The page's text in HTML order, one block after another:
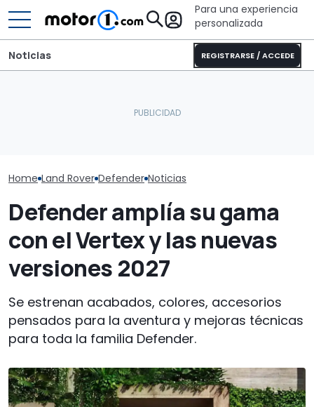
Para una experiencia
personalizada
REGISTRARSE / ACCEDE
Noticias
Home Land Rover Defender Noticias
Defender amplía su gama
con el Vertex y las nuevas
versiones 2027
Se estrenan acabados, colores, accesorios
pensados para la aventura y mejoras técnicas
para toda la familia Defender.